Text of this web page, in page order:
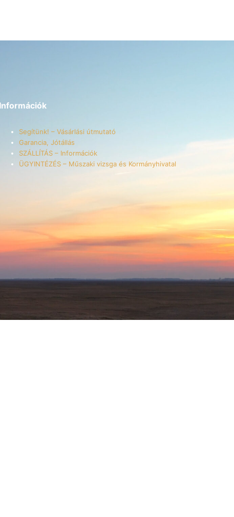
Információk
Segítünk! – Vásárlási útmutató
Garancia, Jótállás
SZÁLLÍTÁS – Információk
ÜGYINTÉZÉS – Műszaki vizsga és Kormányhivatal